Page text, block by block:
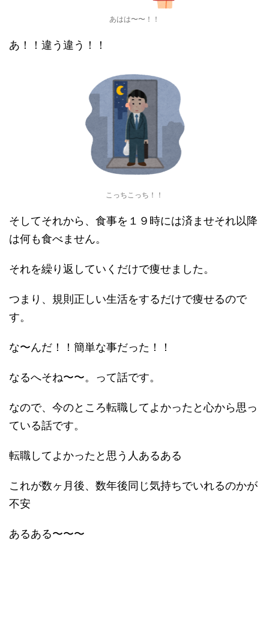
あはは〜〜！！
あ！！違う違う！！
こっちこっち！！
そしてそれから、食事を１９時には済ませそれ以降
は何も食べません。
それを繰り返していくだけで痩せました。
つまり、規則正しい生活をするだけで痩せるので
す。
な〜んだ！！簡単な事だった！！
なるへそね〜〜。って話です。
なので、今のところ転職してよかったと心から思っ
ている話です。
転職してよかったと思う人あるある
これが数ヶ月後、数年後同じ気持ちでいれるのかが
不安
あるある〜〜〜